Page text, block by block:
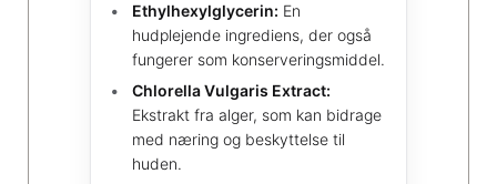
Ethylhexylglycerin: En
hudplejende ingrediens, der også
fungerer som konserveringsmiddel.
Chlorella Vulgaris Extract:
Ekstrakt fra alger, som kan bidrage
med næring og beskyttelse til
huden.